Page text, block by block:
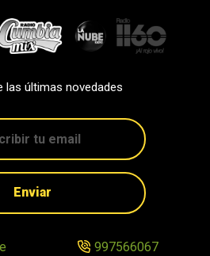
las últimas novedades
Enviar
997566067